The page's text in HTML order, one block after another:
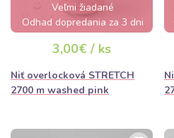
Veľmi žiadané
Odhad dopredania za 3 dni
3,00€ / ks
Niť overlocková STRETCH
2700 m washed pink